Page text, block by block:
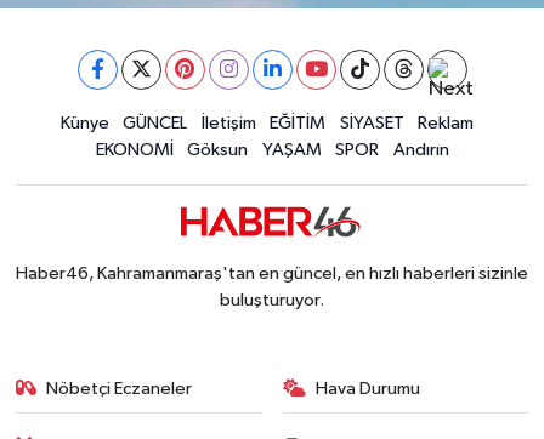
Künye GÜNCEL İletişim EĞİTİM SİYASET
Reklam
EKONOMİ
Göksun YAŞAM SPOR Andırın
Haber46, Kahramanmaraş'tan en güncel, en hızlı haberleri sizinle
buluşturuyor.
Nöbetçi Eczaneler Hava Durumu
YARIŞMALAR
TANITIM